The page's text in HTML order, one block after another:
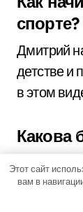
спорте?
Дмитрий
детстве и
в этом
Какова
Дмитрий
вскоре
Этот сайт
вам в